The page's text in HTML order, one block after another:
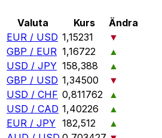
Valuta Kurs
Ändra
EUR / USD 1,15231
▼
GBP / EUR 1,16722
▲
USD / JPY 158,388
▲
GBP / USD 1,34500
▼
USD / CHF 0,811762
▲
USD / CAD 1,40226
▲
EUR / JPY 182,512
▲